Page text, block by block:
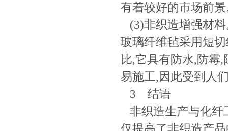
有着较好的市场前
(3)非织造增强材
玻璃纤维毡采用短
比,它具有防水,防霉
易施工,因此受到人
3 结语
非织造生产与化纤